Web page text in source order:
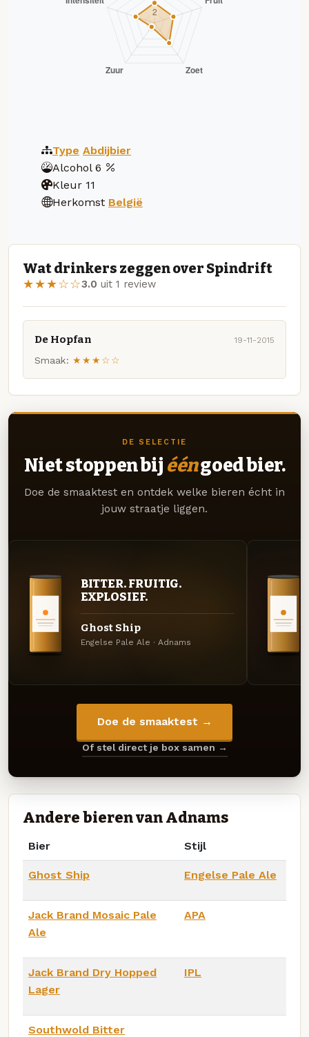
Type Abdijbier
Alcohol 6
Kleur 11
Herkomst België
Wat drinkers zeggen over Spindrift
★★★☆☆3.0 uit 1 review
De Hopfan 19-11-2015
Smaak: ★★★☆☆
DE SELECTIE
Niet stoppen bij ééngoed bier.
Doe de smaaktest en ontdek welke bieren écht in
jouw straatje liggen.
BITTER. FRUITIG.
EXPLOSIEF.
Ghost Ship
Engelse Pale Ale · Adnams
Doe de smaaktest →
Of stel direct je box samen →
Andere bieren van Adnams
Bier Stijl
Ghost Ship Engelse Pale Ale
Jack Brand Mosaic Pale
Ale
APA
Jack Brand Dry Hopped
Lager
IPL
Southwold Bitter